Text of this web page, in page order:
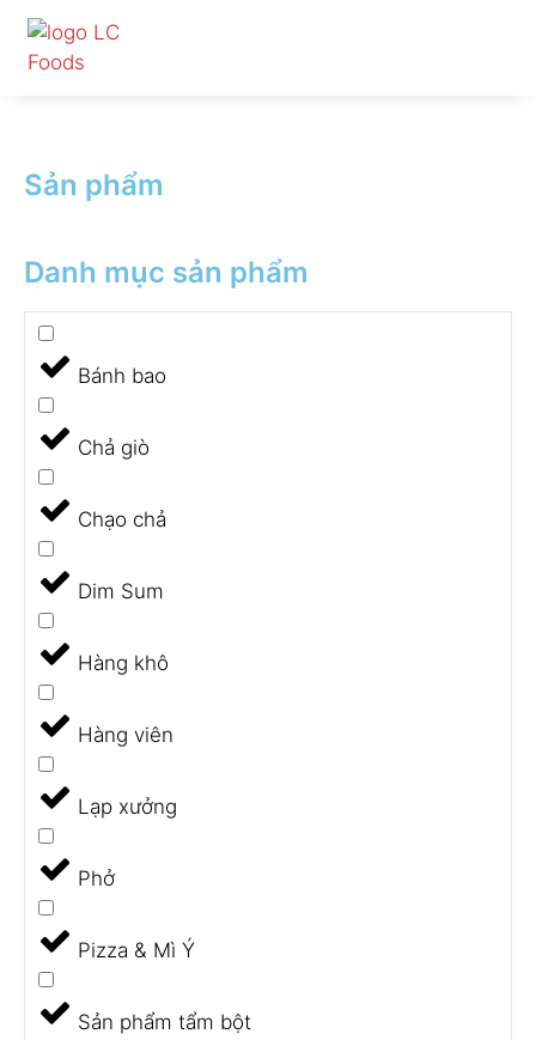
Nhảy
Sản phẩm
Danh mục sản phẩm
Bánh bao
Chả giò
Chạo chả
Dim Sum
Hàng khô
Hàng viên
Lạp xưởng
Phở
Pizza & Mì Ý
Sản phẩm tẩm bột